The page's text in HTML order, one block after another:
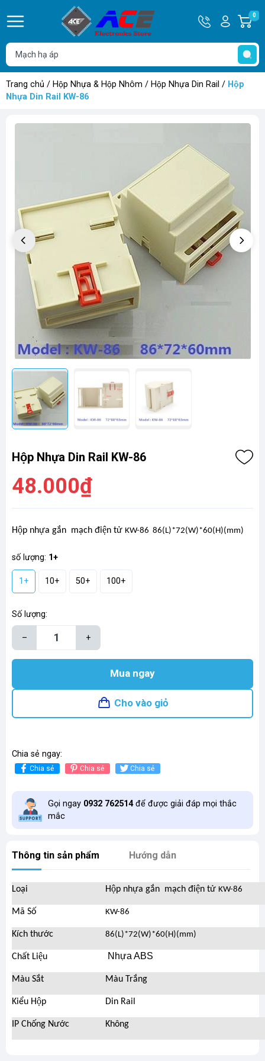
Hotline
0932
762514
Tài
khoản
Hello,
Khách
0
Trang chủ / Hộp Nhựa & Hộp Nhôm / Hộp Nhựa Din Rail / Hộp
Nhựa Din Rail KW-86
Hộp Nhựa Din Rail KW-86
48.000₫
Hộp nhựa gắn mạch điện tử KW-86 86(L)*72(W)*60(H)(mm)
số lượng: 1+
1+ 10+ 50+ 100+
Số lượng:
– +
Mua ngay
Cho vào giỏ
Chia sẻ ngay:
Chia sẻ Chia sẻ Chia sẻ
Gọi ngay 0932 762514để được giải đáp mọi thắc
mắc
Thông tin sản phẩm Hướng dẫn
Loại Hộp nhựa gắn mạch điện tử KW-86
Mã Số KW-86
Kích thước 86(L)*72(W)*60(H)(mm)
Chất Liệu Nhựa ABS
Màu Sắt Màu Trắng
Kiểu Hộp Din Rail
IP Chống Nước Không